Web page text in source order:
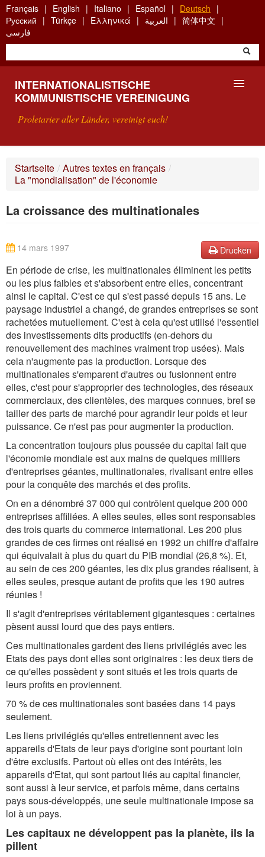
Skip
to
main
content
Français English Italiano Español
Deutsch
Русский
Türkçe Ελληνικά العربية
简体中文
فارسی
INTERNATIONALISTISCHE
KOMMUNISTISCHE VEREINIGUNG
Proletarier aller Länder, vereinigt euch!
WAS IST DIE IKV?
SUCHE
Startseite / Autres textes en français /
La "mondialisation" de l'économie
La croissance des multinationales
Drucken
14 mars 1997
En période de crise, les multinationales éliminent les petits
ou les plus faibles et s'absorbent entre elles, concentrant
ainsi le capital. C'est ce qui s'est passé depuis 15 ans. Le
paysage industriel a changé, de grandes entreprises se sont
rachetées mutuellement. C'est à cela qu'est utilisé l'essentiel
des investissements dits productifs (en-dehors du
renouvellement des machines vraiment trop usées). Mais
cela n'augmente pas la production. Lorsque des
multinationales s'emparent d'autres ou fusionnent entre
elles, c'est pour s'approprier des technologies, des réseaux
commerciaux, des clientèles, des marques connues, bref se
tailler des parts de marché pour agrandir leur poids et leur
puissance. Ce n'est pas pour augmenter la production.
La concentration toujours plus poussée du capital fait que
l'économie mondiale est aux mains de quelques milliers
d'entreprises géantes, multinationales, rivalisant entre elles
pour la conquête des marchés et des profits.
On en a dénombré 37 000 qui contrôlent quelque 200 000
entreprises affiliées. A elles seules, elles sont responsables
des trois quarts du commerce international. Les 200 plus
grandes de ces firmes ont réalisé en 1992 un chiffre d'affaire
qui équivalait à plus du quart du PIB mondial (26,8 %). Et,
au sein de ces 200 géantes, les dix plus grandes réalisent, à
elles seules, presque autant de profits que les 190 autres
réunies !
Il s'agit d'entreprises véritablement gigantesques : certaines
pèsent aussi lourd que des pays entiers.
Ces multinationales gardent des liens privilégiés avec les
Etats des pays dont elles sont originaires : les deux tiers de
ce qu'elles possèdent y sont situés et les trois quarts de
leurs profits en proviennent.
70 % de ces multinationales sont basées dans 14 pays
seulement.
Les liens privilégiés qu'elles entretiennent avec les
appareils d'Etats de leur pays d'origine sont pourtant loin
d'être exclusifs. Partout où elles ont des intérêts, les
appareils d'Etat, qui sont partout liés au capital financier,
sont aussi à leur service, et parfois même, dans certains
pays sous-développés, une seule multinationale impose sa
loi à un pays.
Les capitaux ne développent pas la planète, ils la
pillent